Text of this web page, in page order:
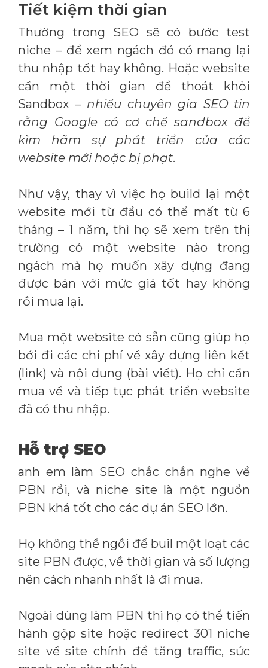
Tiết kiệm thời gian
Thường trong SEO sẽ có bước test
niche – để xem ngách đó có mang lại
thu nhập tốt hay không. Hoặc website
cần một thời gian để thoát khỏi
Sandbox – nhiều chuyên gia SEO tin
rằng Google có cơ chế sandbox để
kìm hãm sự phát triển của các
website mới hoặc bị phạt.
Như vậy, thay vì việc họ build lại một
website mới từ đầu có thể mất từ 6
tháng – 1 năm, thì họ sẽ xem trên thị
trường có một website nào trong
ngách mà họ muốn xây dựng đang
được bán với mức giá tốt hay không
rồi mua lại.
Mua một website có sẵn cũng giúp họ
bới đi các chi phí về xây dựng liên kết
(link) và nội dung (bài viết). Họ chỉ cần
mua về và tiếp tục phát triển website
đã có thu nhập.
Hỗ trợ SEO
anh em làm SEO chắc chắn nghe về
PBN rồi, và niche site là một nguồn
PBN khá tốt cho các dự án SEO lớn.
Họ không thể ngồi để buil một loạt các
site PBN được, về thời gian và số lượng
nên cách nhanh nhất là đi mua.
Ngoài dùng làm PBN thì họ có thể tiến
hành gộp site hoặc redirect 301 niche
site về site chính để tăng traffic, sức